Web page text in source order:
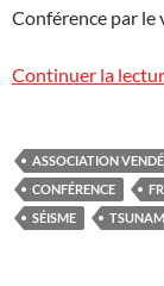
Conférence par le
Continuer la
ASSOCIATION
CONFÉRENCE
SÉISME